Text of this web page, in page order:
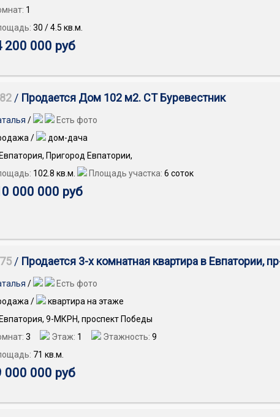
1
30 /4.5 кв.м.
200 000 руб
/ Продается Дом 102 м2. СТ Буревестник
/
Есть фото
/
дом-дача
Пригород Евпатории,
102.8 кв.м. Площадь участка: 6 соток
000 000 руб
/ Продается 3-х комнатная квартира в Евпатории,
/
Есть фото
/
квартира на этаже
9-МКРН, проспект Победы
3 Этаж: 1 Этажность: 9
71 кв.м.
000 000 руб